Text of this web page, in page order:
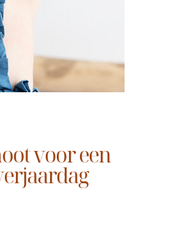
voor een